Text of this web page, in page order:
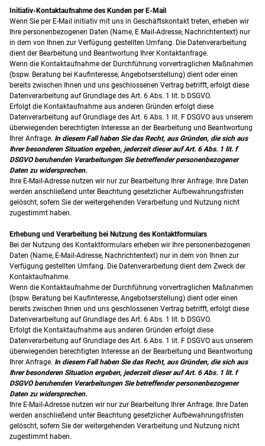
Initiativ-Kontaktaufnahme des Kunden per E-Mail
Wenn Sie per E-Mail initiativ mit uns in Geschäftskontakt treten, erheben wir
Ihre personenbezogenen Daten (Name, E Mail-Adresse, Nachrichtentext) nur
in dem von Ihnen zur Verfügung gestellten Umfang. Die Datenverarbeitung
dient der Bearbeitung und Beantwortung Ihrer Kontaktanfrage.
Wenn die Kontaktaufnahme der Durchführung vorvertraglichen Maßnahmen
(bspw. Beratung bei Kaufinteresse, Angebotserstellung) dient oder einen
bereits zwischen Ihnen und uns geschlossenen Vertrag betrifft, erfolgt diese
Datenverarbeitung auf Grundlage des Art. 6 Abs. 1 lit. b DSGVO.
Erfolgt die Kontaktaufnahme aus anderen Gründen erfolgt diese
Datenverarbeitung auf Grundlage des Art. 6 Abs. 1 lit. F DSGVO aus unserem
überwiegenden berechtigten Interesse an der Bearbeitung und Beantwortung
Ihrer Anfrage. In diesem Fall haben Sie das Recht, aus Gründen, die sich aus
Ihrer besonderen Situation ergeben, jederzeit dieser auf Art. 6 Abs. 1 lit. f
DSGVO beruhenden Verarbeitungen Sie betreffender personenbezogener
Daten zu widersprechen.
Ihre E-Mail-Adresse nutzen wir nur zur Bearbeitung Ihrer Anfrage. Ihre Daten
werden anschließend unter Beachtung gesetzlicher Aufbewahrungsfristen
gelöscht, sofern Sie der weitergehenden Verarbeitung und Nutzung nicht
zugestimmt haben.
Erhebung und Verarbeitung bei Nutzung des Kontaktformulars
Bei der Nutzung des Kontaktformulars erheben wir Ihre personenbezogenen
Daten (Name, E-Mail-Adresse, Nachrichtentext) nur in dem von Ihnen zur
Verfügung gestellten Umfang. Die Datenverarbeitung dient dem Zweck der
Kontaktaufnahme.
Wenn die Kontaktaufnahme der Durchführung vorvertraglichen Maßnahmen
(bspw. Beratung bei Kaufinteresse, Angebotserstellung) dient oder einen
bereits zwischen Ihnen und uns geschlossenen Vertrag betrifft, erfolgt diese
Datenverarbeitung auf Grundlage des Art. 6 Abs. 1 lit. b DSGVO.
Erfolgt die Kontaktaufnahme aus anderen Gründen erfolgt diese
Datenverarbeitung auf Grundlage des Art. 6 Abs. 1 lit. F DSGVO aus unserem
überwiegenden berechtigten Interesse an der Bearbeitung und Beantwortung
Ihrer Anfrage. In diesem Fall haben Sie das Recht, aus Gründen, die sich aus
Ihrer besonderen Situation ergeben, jederzeit dieser auf Art. 6 Abs. 1 lit. f
DSGVO beruhenden Verarbeitungen Sie betreffender personenbezogener
Daten zu widersprechen.
Ihre E-Mail-Adresse nutzen wir nur zur Bearbeitung Ihrer Anfrage. Ihre Daten
werden anschließend unter Beachtung gesetzlicher Aufbewahrungsfristen
gelöscht, sofern Sie der weitergehenden Verarbeitung und Nutzung nicht
zugestimmt haben.